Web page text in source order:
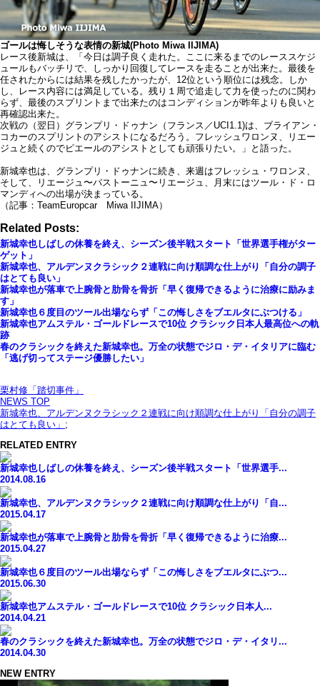
ゴールは悔しそうな表情の新城(Photo Miwa IIJIMA)
レース後新城は、「今日は調子良く走れた。ここに来るまでのレーススケジ
ュールもバッチリで、しっかり回復してレースを走ることが出来た。最後を
任されたからには結果を残したかったが、12位という順位には残念。しか
し、レース内容には満足している。残り１周で追走して力を使ったのに関わ
らず、最後のスプリントまで出来たのはコンディションが昨年よりも良いと
再確認出来た。
次戦の（翌日）グランプリ・ドゥナン（フランス／UCI1.1)は、ブライアン・
コカーのスプリントのアシストになるだろう。フレッシュワロンヌ、リエー
ジュと続くのでピエールのアシストとしても頑張りたい。」と語った。
新城幸也は、グランプリ・ドゥナンに続き、来週はフレッシュ・ワロンヌ、
そして、リエージュ〜バストーニュ〜リエージュ、月末にはツール・ド・ロ
マンディへの出場が決まっている。
（記事：TeamEuropcar Miwa IIJIMA）
Related Posts:
新城幸也しばしの休養を終え、シーズン後半戦スタート「世界選手権がター
ゲット」
新城幸也、アルデンヌクラシック２連戦に向け順調な仕上がり「自分の調子
はとても良い」
新城幸也が落車で上腕骨と肋骨を骨折「早く復帰できるように治療に励みま
す」
新城幸也６度目のツール出場ならず「この悔しさをブエルタにぶつける」
新城幸也アムステル・ゴールドレースで10位 クラシック日本人最高位への軌
跡
春のクラシックを終えた新城幸也。万全の状態でジロ・デ・イタリアに臨む
「逃げ切ってステージ優勝したい」
栗村修「踏切事件」
NEWS TOP
新城幸也、アルデンヌクラシック２連戦に向け順調な仕上がり「自分の調子
はとても良い」 ;
RELATED ENTRY
新城幸也しばしの休養を終え、シーズン後半戦スタート「世界選手...
2014.08.16
新城幸也、アルデンヌクラシック２連戦に向け順調な仕上がり「自...
2015.04.17
新城幸也が落車で上腕骨と肋骨を骨折「早く復帰できるように治療...
2015.04.27
新城幸也６度目のツール出場ならず「この悔しさをブエルタにぶつ...
2015.06.30
新城幸也アムステル・ゴールドレースで10位 クラシック日本人...
2014.04.21
春のクラシックを終えた新城幸也。万全の状態でジロ・デ・イタリ...
2014.04.30
NEW ENTRY